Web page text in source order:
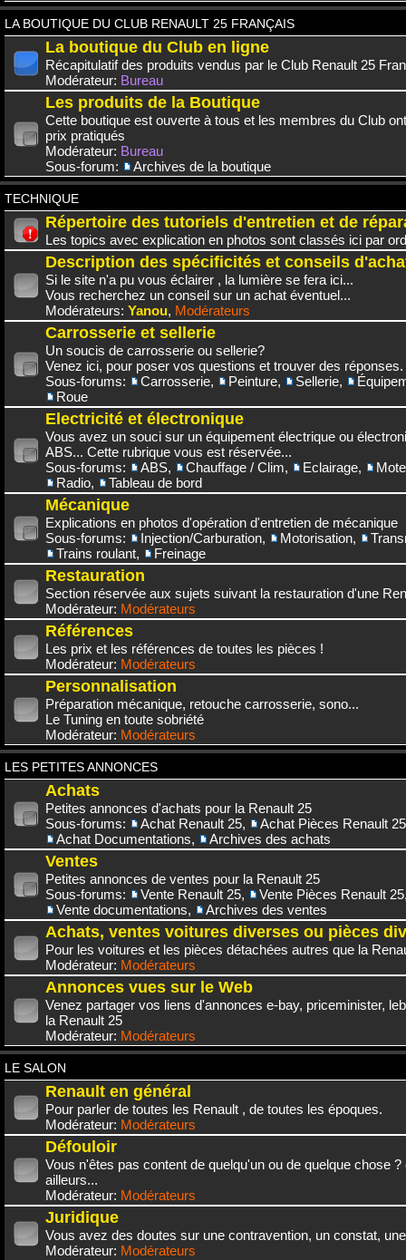
LA BOUTIQUE DU CLUB RENAULT 25 FRANÇAIS
La boutique du Club en ligne
Récapitulatif des produits vendus par le Club Renault 25
Modérateur: Bureau
Les produits de la Boutique
Cette boutique est ouverte à tous et les membres du Club
prix pratiqués
Modérateur: Bureau
Sous-forum:
Archives de la boutique
TECHNIQUE
Répertoire des tutoriels d'entretien et de
Les topics avec explication en photos sont classés ici par
Description des spécificités et conseils
Si le site n'a pu vous éclairer , la lumière se fera ici...
Vous recherchez un conseil sur un achat éventuel...
Modérateurs: Yanou, Modérateurs
Carrosserie et sellerie
Un soucis de carrosserie ou sellerie?
Venez ici, pour poser vos questions et trouver des réponses.
Sous-forums:
Carrosserie, Peinture, Sellerie,
Roue
Electricité et électronique
Vous avez un souci sur un équipement électrique ou
ABS... Cette rubrique vous est réservée...
Sous-forums:
ABS, Chauffage / Clim, Eclairage,
Radio, Tableau de bord
Mécanique
Explications en photos d'opération d'entretien de mécanique
Sous-forums:
Injection/Carburation, Motorisation,
Trains roulant, Freinage
Restauration
Section réservée aux sujets suivant la restauration d'une
Modérateur: Modérateurs
Références
Les prix et les références de toutes les pièces !
Modérateur: Modérateurs
Personnalisation
Préparation mécanique, retouche carrosserie, sono...
Le Tuning en toute sobriété
Modérateur: Modérateurs
LES PETITES ANNONCES
Achats
Petites annonces d'achats pour la Renault 25
Sous-forums:
Achat Renault 25,
Achat Pièces Renault 25
Achat Documentations, Archives des achats
Ventes
Petites annonces de ventes pour la Renault 25
Sous-forums:
Vente Renault 25, Vente Pièces Renault 25
Vente documentations, Archives des ventes
Achats, ventes voitures diverses ou pièces
Pour les voitures et les pièces détachées autres que la
Modérateur: Modérateurs
Annonces vues sur le Web
Venez partager vos liens d'annonces e-bay, priceminister,
la Renault 25
Modérateur: Modérateurs
LE SALON
Renault en général
Pour parler de toutes les Renault , de toutes les époques.
Modérateur: Modérateurs
Défouloir
Vous n'êtes pas content de quelqu'un ou de quelque chose
ailleurs...
Modérateur: Modérateurs
Juridique
Vous avez des doutes sur une contravention, un constat,
Modérateur: Modérateurs